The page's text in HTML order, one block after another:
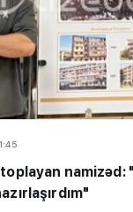
namizəd: